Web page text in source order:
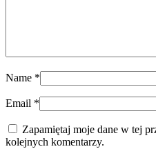
Name *
Email *
Zapamiętaj moje dane w tej
kolejnych komentarzy.